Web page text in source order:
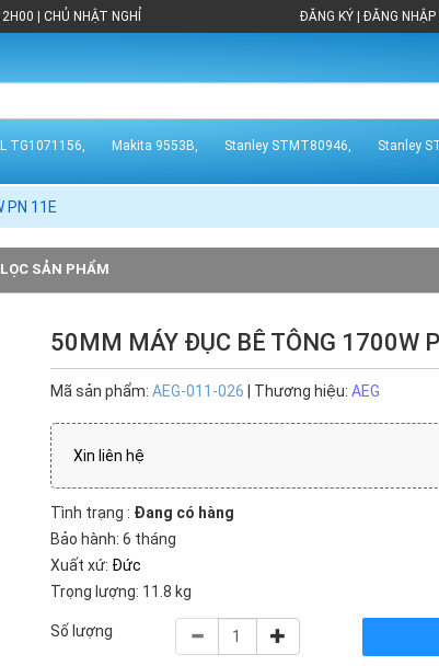
| CHỦ NHẬT NGHỈ ĐĂNG KÝ ĐĂNG NHẬP
TG1071156, Makita 9553B, Stanley STMT80946, Stanley
11E
LỌC SẢN PHẨM
Đang tải dữ liệu
50MM MÁY ĐỤC BÊ TÔNG 1700W
Mã sản phẩm: AEG-011-026 | Thương hiệu: AEG
Xin liên hệ
Tình trạng : Đang có hàng
Bảo hành: 6 tháng
Xuất xứ: Đức
Trọng lượng: 11.8 kg
Số lượng